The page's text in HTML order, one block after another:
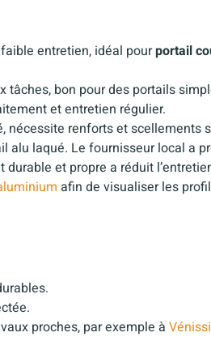
entretien, idéal pourportail
bon pour des portails
et entretien régulier.
nécessite renforts et scellements
alu laqué. Le fournisseur local a
et propre a réduit
afin de visualiser les
proches, par exemple à